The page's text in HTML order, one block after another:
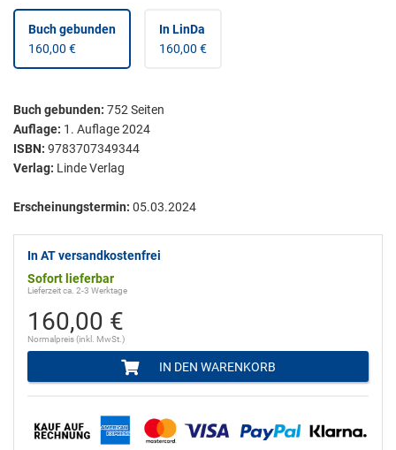
Buch gebunden
160,00 €
In LinDa
160,00 €
Buch gebunden: 752 Seiten
Auflage: 1. Auflage 2024
ISBN: 9783707349344
Verlag: Linde Verlag
Erscheinungstermin: 05.03.2024
In AT versandkostenfrei
Sofort lieferbar
Lieferzeit ca. 2-3 Werktage
160,00 €
Normalpreis (inkl. MwSt.)
IN DEN WARENKORB